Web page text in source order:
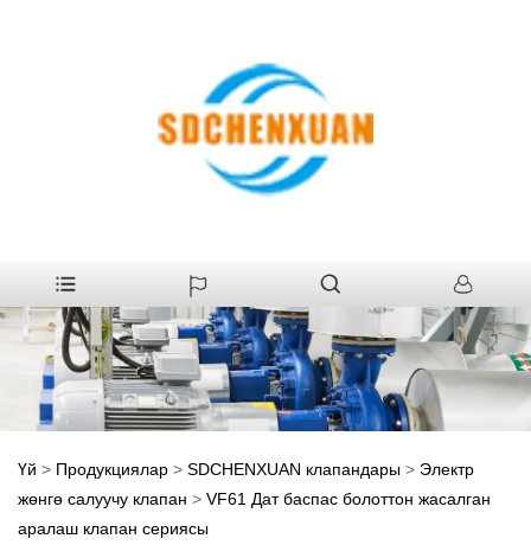
Үй > Продукциялар > SDCHENXUAN клапандары > Электр
жөнгө салуучу клапан > VF61 Дат баспас болоттон жасалган
аралаш клапан сериясы